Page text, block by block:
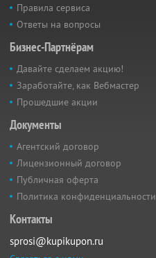
Правила сервиса
Ответы на вопросы
Бизнес-Партнёрам
Давайте сделаем акцию!
Заработайте, как Вебмастер
Прошедшие акции
Документы
Агентский договор
Лицензионный договор
Публичная оферта
Политика конфиденциальности
Контакты
sprosi@kupikupon.ru